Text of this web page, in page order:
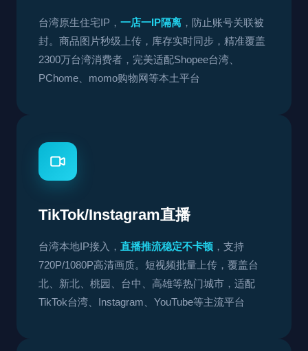
台湾原生住宅IP， 一店一IP隔离 ，防止账号关联被
封。商品图片秒级上传，库存实时同步，精准覆盖
2300万台湾消费者，完美适配Shopee台湾、
PChome、momo购物网等本土平台
TikTok/Instagram直播
台湾本地IP接入， 直播推流稳定不卡顿 ，支持
720P/1080P高清画质。短视频批量上传，覆盖台
北、新北、桃园、台中、高雄等热门城市，适配
TikTok台湾、Instagram、YouTube等主流平台